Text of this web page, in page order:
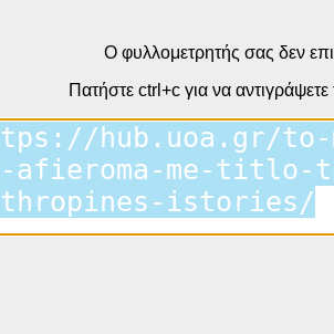
Ο φυλλομετρητής σας δεν
Πατήστε ctrl+c για να